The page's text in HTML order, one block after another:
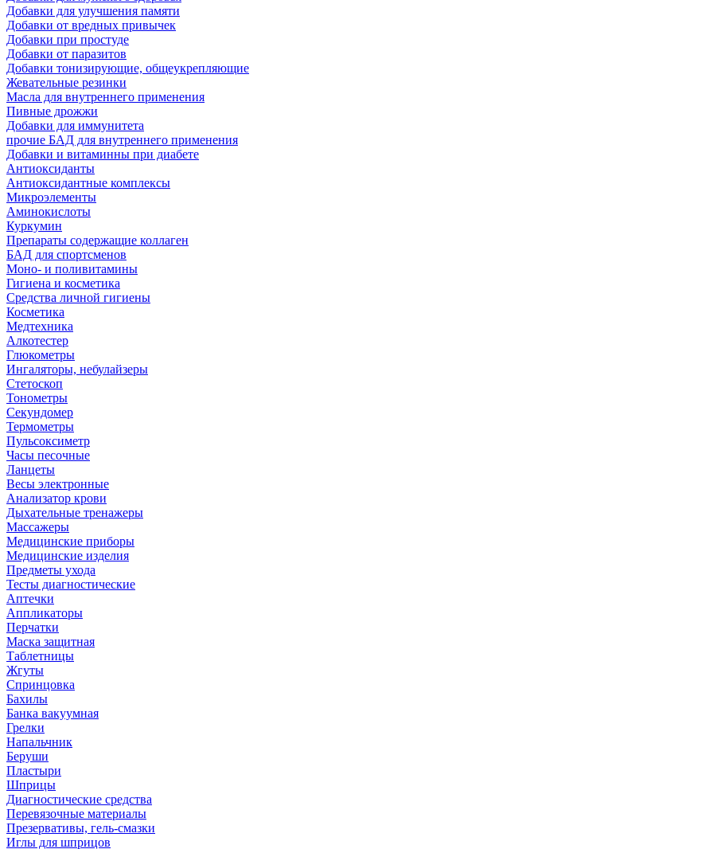
Добавки для улучшения памяти
Добавки от вредных привычек
Добавки при простуде
Добавки от паразитов
Добавки тонизирующие, общеукрепляющие
Жевательные резинки
Масла для внутреннего применения
Пивные дрожжи
Добавки для иммунитета
прочие БАД для внутреннего применения
Добавки и витаминны при диабете
Антиоксиданты
Антиоксидантные комплексы
Микроэлементы
Аминокислоты
Куркумин
Препараты содержащие коллаген
БАД для спортсменов
Моно- и поливитамины
Гигиена и косметика
Средства личной гигиены
Косметика
Медтехника
Алкотестер
Глюкометры
Ингаляторы, небулайзеры
Стетоскоп
Тонометры
Секундомер
Термометры
Пульсоксиметр
Часы песочные
Ланцеты
Весы электронные
Анализатор крови
Дыхательные тренажеры
Массажеры
Медицинские приборы
Медицинские изделия
Предметы ухода
Тесты диагностические
Аптечки
Аппликаторы
Перчатки
Маска защитная
Таблетницы
Жгуты
Спринцовка
Бахилы
Банка вакуумная
Грелки
Напальчник
Беруши
Пластыри
Шприцы
Диагностические средства
Перевязочные материалы
Презервативы, гель-смазки
Иглы для шприцов